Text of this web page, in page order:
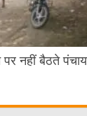
नहीं बैठते